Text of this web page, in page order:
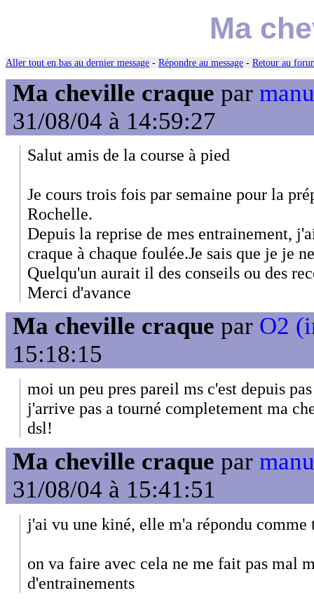
Ma
Aller tout en bas au dernier message - Répondre au message - Retour au
Ma cheville craque par
31/08/04 à 14:59:27
Salut amis de la course à pied
Je cours trois fois par semaine pour la
Rochelle.
Depuis la reprise de mes entrainement,
craque à chaque foulée.Je sais que je je
Quelqu'un aurait il des conseils ou des
Merci d'avance
Ma cheville craque par O2
15:18:15
moi un peu pres pareil ms c'est depuis
j'arrive pas a tourné completement ma
dsl!
Ma cheville craque par
31/08/04 à 15:41:51
j'ai vu une kiné, elle m'a répondu comme
on va faire avec cela ne me fait pas mal
d'entrainements